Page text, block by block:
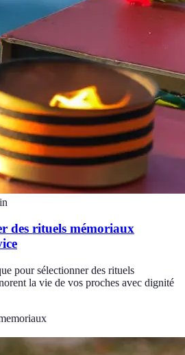
des rituels mémoriaux
pour sélectionner des rituels
la vie de vos proches avec dignité